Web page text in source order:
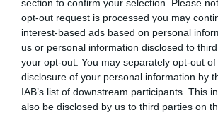
section to confirm your selection. Please
opt-out request is processed you may
interest-based ads based on personal
us or personal information disclosed to
your opt-out. You may separately opt-out
disclosure of your personal information by
IAB’s list of downstream participants. This
also be disclosed by us to third parties on